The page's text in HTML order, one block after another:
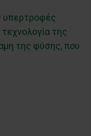
υπερτροφές
της
της φύσης, που